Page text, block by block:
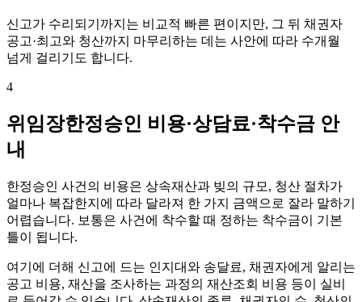
신고가 수리되기까지는 비교적 빠른 편이지만, 그 뒤 채권자
공고·최고와 청산까지 마무리하는 데는 사안에 따라 수개월
넘게 걸리기도 합니다.
4
위임장한정승인 비용·상담료·착수금 안
내
한정승인 사건의 비용은 상속재산과 빚의 규모, 청산 절차가
얼마나 복잡한지에 따라 달라져 한 가지 금액으로 잘라 말하기
어렵습니다. 보통은 사건에 착수할 때 정하는 착수금이 기본
틀이 됩니다.
여기에 더해 신고에 드는 인지대와 송달료, 채권자에게 알리는
공고 비용, 재산을 조사하는 과정의 재산조회 비용 등이 실비